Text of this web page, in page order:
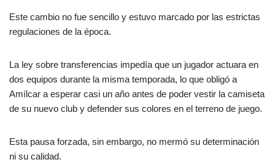
Este cambio no fue sencillo y estuvo marcado por las estrictas
regulaciones de la época.
La ley sobre transferencias impedía que un jugador actuara en
dos equipos durante la misma temporada, lo que obligó a
Amílcar a esperar casi un año antes de poder vestir la camiseta
de su nuevo club y defender sus colores en el terreno de juego.
Esta pausa forzada, sin embargo, no mermó su determinación
ni su calidad.